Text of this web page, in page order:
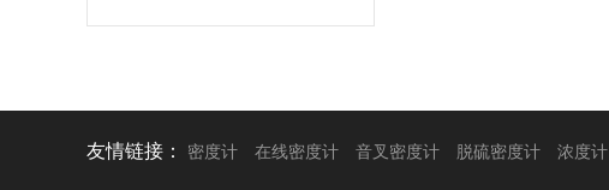
友情链接： 密度计 在线密度计 音叉密度计 脱硫密度计 浓度计